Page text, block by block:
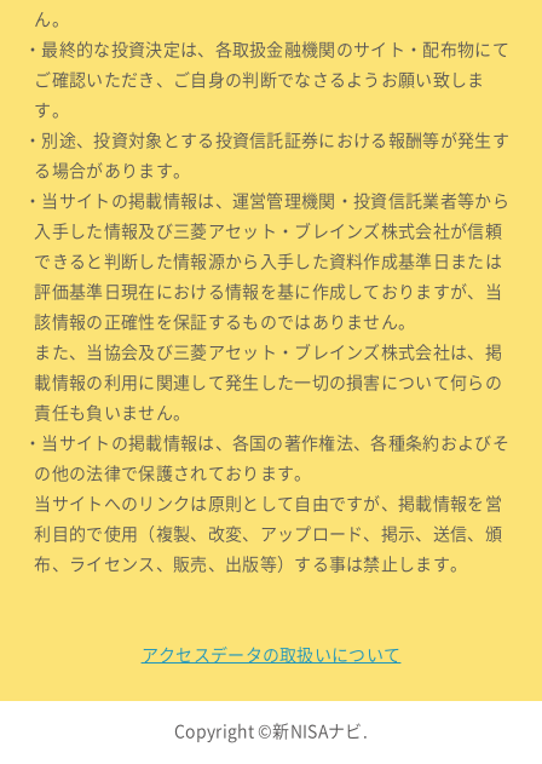
ん。
・最終的な投資決定は、各取扱金融機関のサイト・配布物にて
ご確認いただき、ご自身の判断でなさるようお願い致しま
す。
・別途、投資対象とする投資信託証券における報酬等が発生す
る場合があります。
・当サイトの掲載情報は、運営管理機関・投資信託業者等から
入手した情報及び三菱アセット・ブレインズ株式会社が信頼
できると判断した情報源から入手した資料作成基準日または
評価基準日現在における情報を基に作成しておりますが、当
該情報の正確性を保証するものではありません。
また、当協会及び三菱アセット・ブレインズ株式会社は、掲
載情報の利用に関連して発生した一切の損害について何らの
責任も負いません。
・当サイトの掲載情報は、各国の著作権法、各種条約およびそ
の他の法律で保護されております。
当サイトへのリンクは原則として自由ですが、掲載情報を営
利目的で使用（複製、改変、アップロード、掲示、送信、頒
布、ライセンス、販売、出版等）する事は禁止します。
アクセスデータの取扱いについて
Copyright ©新NISAナビ.